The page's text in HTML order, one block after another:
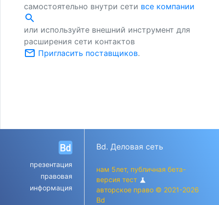
самостоятельно внутри сети все компании
search
или используйте внешний инструмент для
расширения сети контактов
mail_outline Пригласить поставщиков.
презентация
правовая
информация
Bd. Деловая сеть
нам 5лет, публичная бета-
версия тест science
авторское право © 2021-2026
Bd